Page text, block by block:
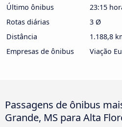
Último ônibus
23:15
Rotas diárias
3 Ø
Distância
1.188,8
Empresas de ônibus
Viação
Passagens de ônibus
Grande, MS para Alta